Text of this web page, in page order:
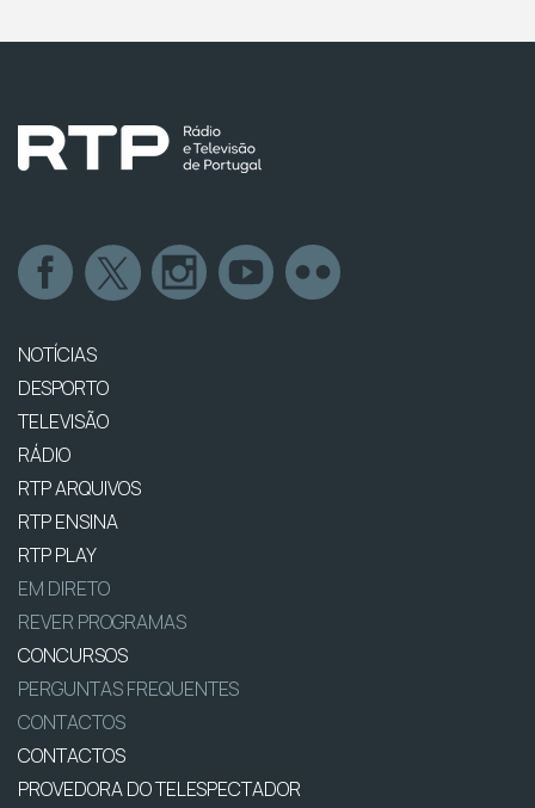
NOTÍCIAS
DESPORTO
TELEVISÃO
RÁDIO
RTP ARQUIVOS
RTP ENSINA
RTP PLAY
EM DIRETO
REVER PROGRAMAS
CONCURSOS
PERGUNTAS FREQUENTES
CONTACTOS
CONTACTOS
PROVEDORA DO TELESPECTADOR